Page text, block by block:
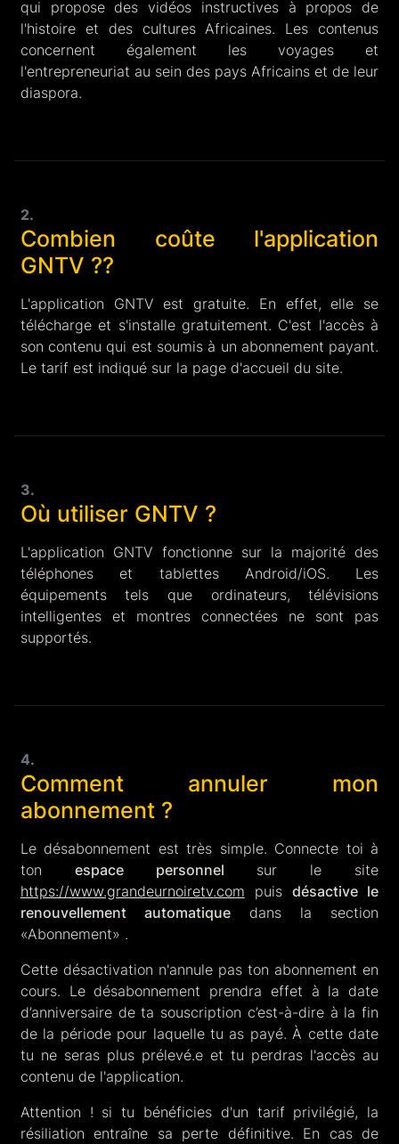
qui propose des vidéos instructives à propos de
l'histoire et des cultures Africaines. Les contenus
concernent également les voyages et
l'entrepreneuriat au sein des pays Africains et de leur
diaspora.
2.
Combien coûte l'application
GNTV ??
L'application GNTV est gratuite. En effet, elle se
télécharge et s'installe gratuitement. C'est l'accès à
son contenu qui est soumis à un abonnement payant.
Le tarif est indiqué sur la page d'accueil du site.
3.
Où utiliser GNTV ?
L'application GNTV fonctionne sur la majorité des
téléphones et tablettes Android/iOS. Les
équipements tels que ordinateurs, télévisions
intelligentes et montres connectées ne sont pas
supportés.
4.
Comment annuler mon
abonnement ?
Le désabonnement est très simple. Connecte toi à
ton espace personnel sur le site
https://www.grandeurnoiretv.com puisdésactive le
renouvellement automatiquedans la section
«Abonnement» .
Cette désactivation n'annule pas ton abonnement en
cours. Le désabonnement prendra effet à la date
d’anniversaire de ta souscription c’est-à-dire à la fin
de la période pour laquelle tu as payé. À cette date
tu ne seras plus prélevé.e et tu perdras l'accès au
contenu de l'application.
Attention ! si tu bénéficies d'un tarif privilégié, la
résiliation entraîne sa perte définitive. En cas de